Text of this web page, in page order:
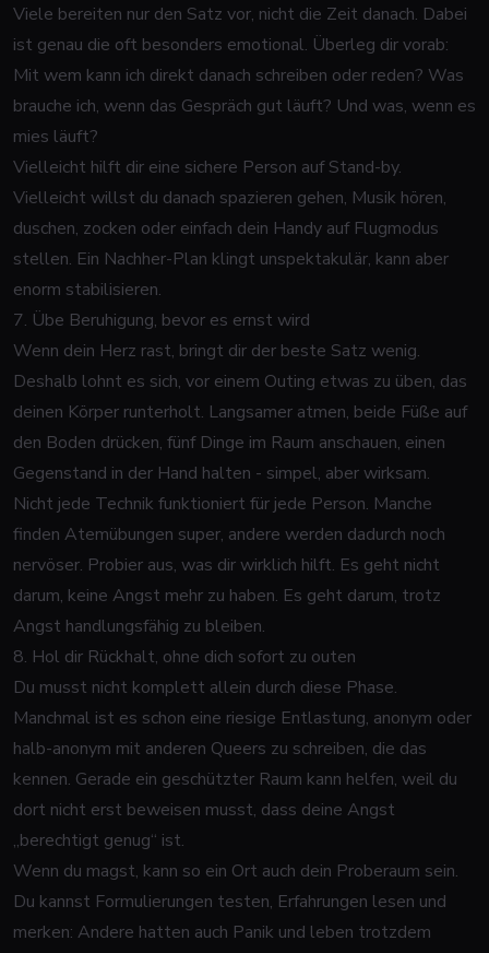
Viele bereiten nur den Satz vor, nicht die Zeit danach. Dabei
ist genau die oft besonders emotional. Überleg dir vorab:
Mit wem kann ich direkt danach schreiben oder reden? Was
brauche ich, wenn das Gespräch gut läuft? Und was, wenn es
mies läuft?
Vielleicht hilft dir eine sichere Person auf Stand-by.
Vielleicht willst du danach spazieren gehen, Musik hören,
duschen, zocken oder einfach dein Handy auf Flugmodus
stellen. Ein Nachher-Plan klingt unspektakulär, kann aber
enorm stabilisieren.
7. Übe Beruhigung, bevor es ernst wird
Wenn dein Herz rast, bringt dir der beste Satz wenig.
Deshalb lohnt es sich, vor einem Outing etwas zu üben, das
deinen Körper runterholt. Langsamer atmen, beide Füße auf
den Boden drücken, fünf Dinge im Raum anschauen, einen
Gegenstand in der Hand halten - simpel, aber wirksam.
Nicht jede Technik funktioniert für jede Person. Manche
finden Atemübungen super, andere werden dadurch noch
nervöser. Probier aus, was dir wirklich hilft. Es geht nicht
darum, keine Angst mehr zu haben. Es geht darum, trotz
Angst handlungsfähig zu bleiben.
8. Hol dir Rückhalt, ohne dich sofort zu outen
Du musst nicht komplett allein durch diese Phase.
Manchmal ist es schon eine riesige Entlastung, anonym oder
halb-anonym mit anderen Queers zu schreiben, die das
kennen. Gerade ein geschützter Raum kann helfen, weil du
dort nicht erst beweisen musst, dass deine Angst
„berechtigt genug“ ist.
Wenn du magst, kann so ein Ort auch dein Proberaum sein.
Du kannst Formulierungen testen, Erfahrungen lesen und
merken: Andere hatten auch Panik und leben trotzdem